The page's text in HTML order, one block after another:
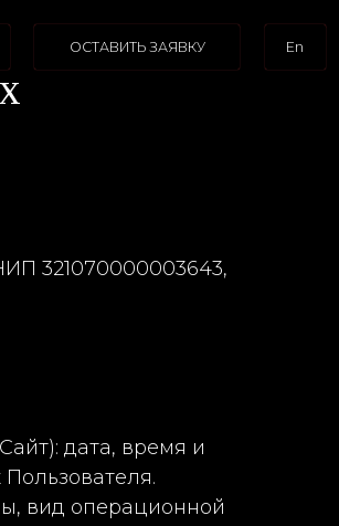
ЗАЯВКУ En
321070000003643,
дата, время и
вид операционной